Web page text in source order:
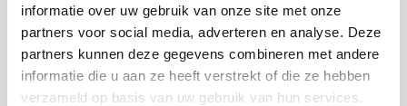
informatie over uw gebruik van onze site met onze
partners voor social media, adverteren en analyse. Deze
partners kunnen deze gegevens combineren met andere
informatie die u aan ze heeft verstrekt of die ze hebben
verzameld op basis van uw gebruik van hun services.
Wijngaard 't Biezenhof
Wijnbouw Op een van de mooiste plekjes van West-Zeeuws-
Vlaanderen vind je Wijngaard 't Biezenhof . Een...